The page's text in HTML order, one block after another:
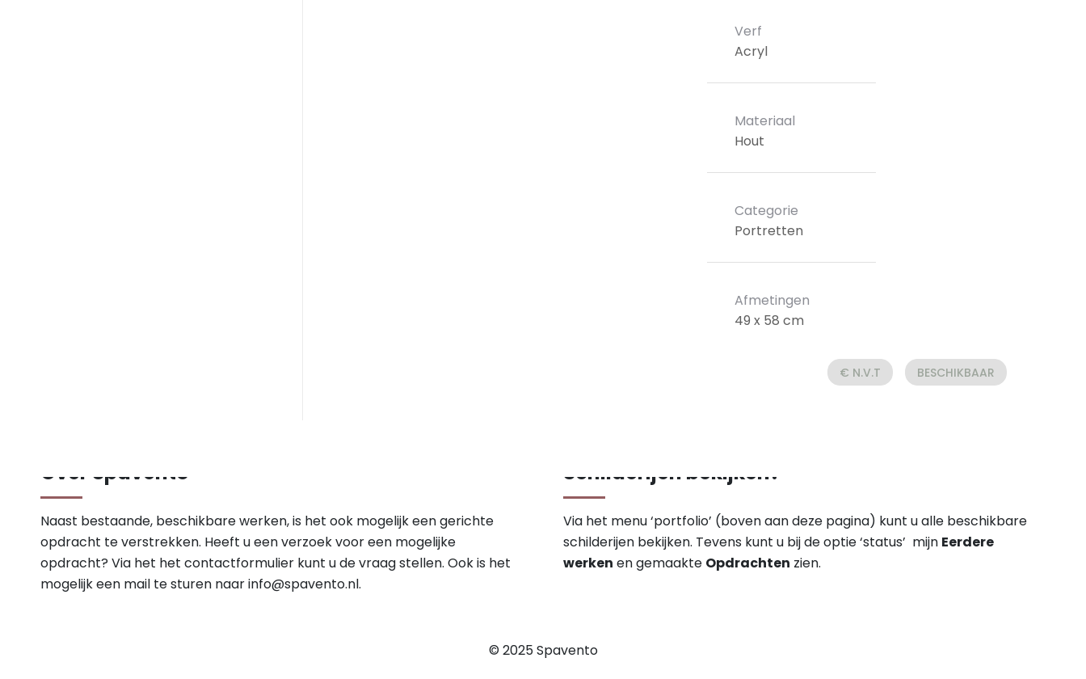
Verf
Acryl
Materiaal
Hout
Categorie
Portretten
Afmetingen
49 x 58 cm
€ N.V.T BESCHIKBAAR
Over Spavento
Naast bestaande, beschikbare werken, is het ook mogelijk een gerichte
opdracht te verstrekken. Heeft u een verzoek voor een mogelijke
opdracht? Via het het contactformulier kunt u de vraag stellen. Ook is het
mogelijk een mail te sturen naarinfo@spavento.nl.
Schilderijen bekijken?
Via het menu ‘portfolio’ (boven aan deze pagina) kunt u alle beschikbare
schilderijen bekijken. Tevens kunt u bij de optie ‘status’ mijn Eerdere
werken en gemaakte Opdrachten zien.
© 2025 Spavento